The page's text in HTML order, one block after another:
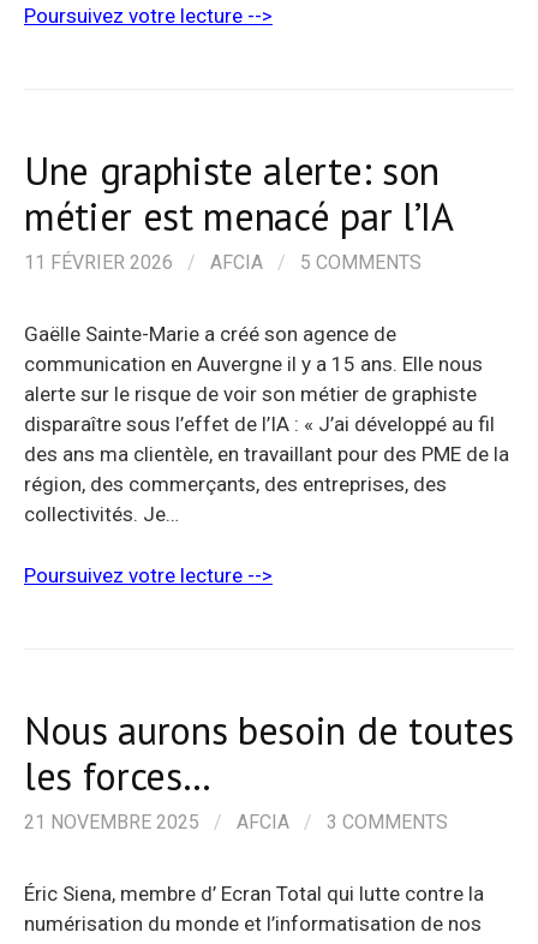
Poursuivez votre lecture -->
Une graphiste alerte: son
métier est menacé par l’IA
11 FÉVRIER 2026 / AFCIA / 5 COMMENTS
Gaëlle Sainte-Marie a créé son agence de
communication en Auvergne il y a 15 ans. Elle nous
alerte sur le risque de voir son métier de graphiste
disparaître sous l’effet de l’IA : « J’ai développé au fil
des ans ma clientèle, en travaillant pour des PME de la
région, des commerçants, des entreprises, des
collectivités. Je…
Poursuivez votre lecture -->
Nous aurons besoin de toutes
les forces…
21 NOVEMBRE 2025 / AFCIA / 3 COMMENTS
Éric Siena, membre d’ Ecran Total qui lutte contre la
numérisation du monde et l’informatisation de nos